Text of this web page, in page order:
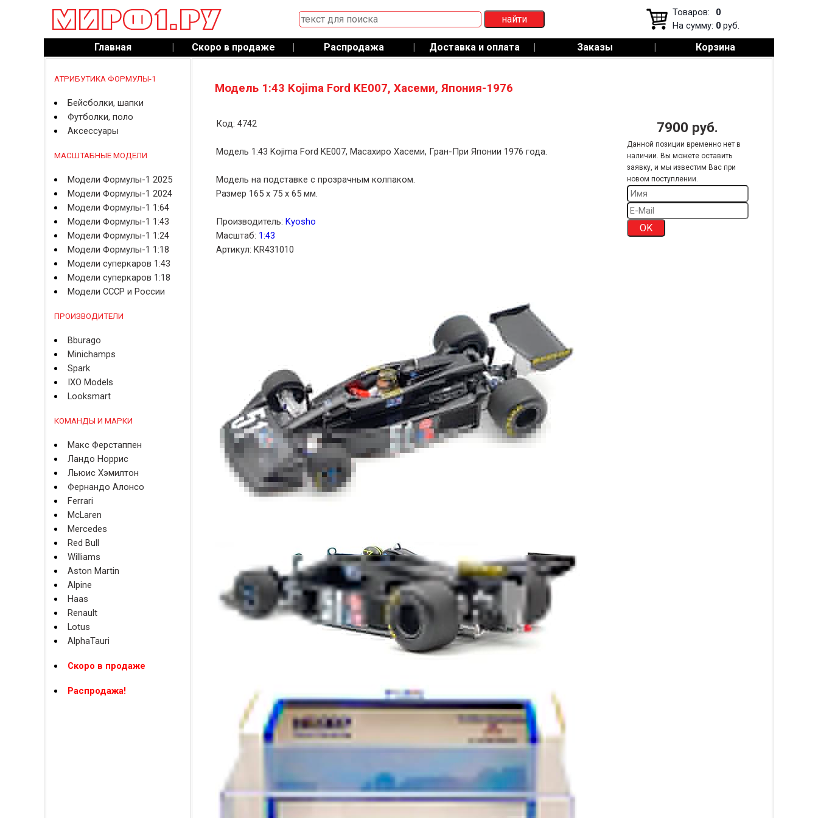
Товаров:
0
На сумму: 0 руб.
Главная | Скоро в продаже | Распродажа | Доставка и оплата | Заказы | Корзина
АТРИБУТИКА ФОРМУЛЫ-1
Бейсболки, шапки
Футболки, поло
Аксессуары
МАСШТАБНЫЕ МОДЕЛИ
Модели Формулы-1 2025
Модели Формулы-1 2024
Модели Формулы-1 1:64
Модели Формулы-1 1:43
Модели Формулы-1 1:24
Модели Формулы-1 1:18
Модели суперкаров 1:43
Модели суперкаров 1:18
Модели СССР и России
ПРОИЗВОДИТЕЛИ
Bburago
Minichamps
Spark
IXO Models
Looksmart
КОМАНДЫ И МАРКИ
Макс Ферстаппен
Ландо Норрис
Льюис Хэмилтон
Фернандо Алонсо
Ferrari
McLaren
Mercedes
Red Bull
Williams
Aston Martin
Alpine
Haas
Renault
Lotus
AlphaTauri
Скоро в продаже
Распродажа!
Модель 1:43 Kojima Ford KE007, Хасеми, Япония-1976
Код: 4742
Модель 1:43 Kojima Ford KE007, Масахиро Хасеми, Гран-При Японии 1976 года.
Модель на подставке с прозрачным колпаком.
Размер 165 x 75 x 65 мм.
Производитель: Kyosho
Масштаб: 1:43
Артикул: KR431010
7900 руб.
Данной позиции временно нет в
наличии. Вы можете оставить
заявку, и мы известим Вас при
новом поступлении.